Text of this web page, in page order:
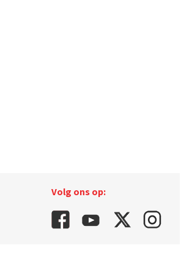
Volg ons op: